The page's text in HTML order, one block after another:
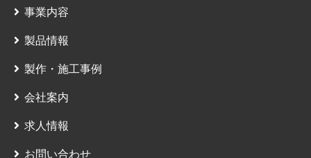
事業内容
製品情報
製作・施工事例
会社案内
求人情報
お問い合わせ